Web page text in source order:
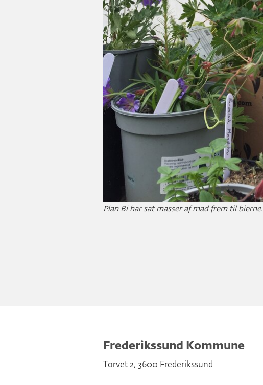
Plan Bi har sat masser af mad frem til bierne.
Frederikssund Kommune
Torvet 2, 3600 Frederikssund